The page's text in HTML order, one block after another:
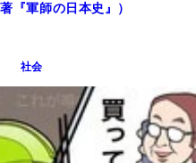
『軍師の日本史』）
社会